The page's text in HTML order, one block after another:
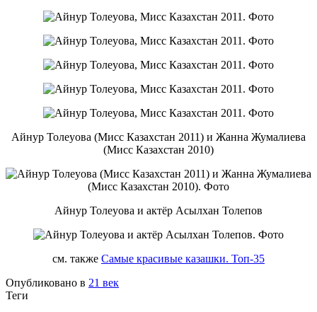
Айнур Толеуова (Мисс Казахстан 2011) и Жанна Жумалиева
(Мисс Казахстан 2010)
Айнур Толеуова и актёр Асылхан Толепов
см. также Самые красивые казашки. Топ-35
Опубликовано в 21 век
Теги